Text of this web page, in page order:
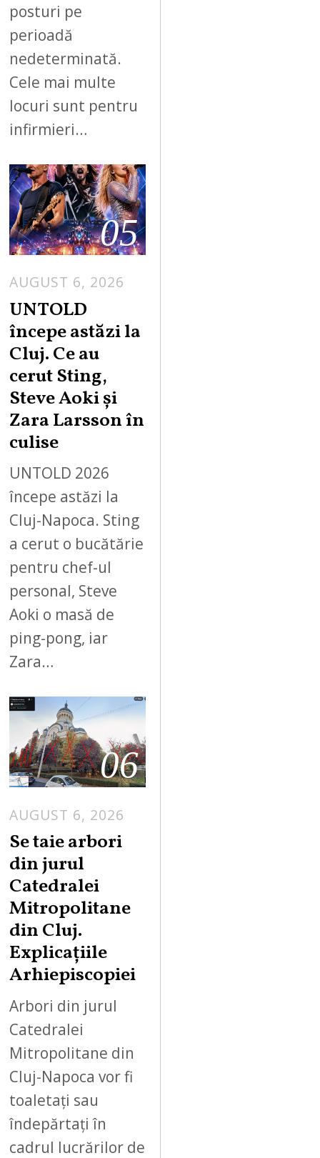
posturi pe
perioadă
nedeterminată.
Cele mai multe
locuri sunt pentru
infirmieri…
05
AUGUST 6, 2026
UNTOLD
începe astăzi la
Cluj. Ce au
cerut Sting,
Steve Aoki și
Zara Larsson în
culise
UNTOLD 2026
începe astăzi la
Cluj-Napoca. Sting
a cerut o bucătărie
pentru chef-ul
personal, Steve
Aoki o masă de
ping-pong, iar
Zara…
06
AUGUST 6, 2026
Se taie arbori
din jurul
Catedralei
Mitropolitane
din Cluj.
Explicațiile
Arhiepiscopiei
Arbori din jurul
Catedralei
Mitropolitane din
Cluj-Napoca vor fi
toaletați sau
îndepărtați în
cadrul lucrărilor de